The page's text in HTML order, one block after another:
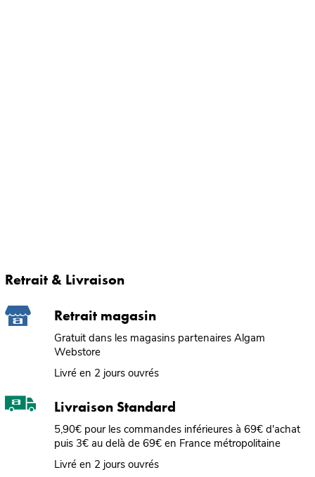
Retrait & Livraison
Retrait magasin
Gratuit dans les magasins partenaires Algam
Webstore
Livré en 2 jours ouvrés
Livraison Standard
5,90€ pour les commandes inférieures à 69€ d'achat
puis 3€ au delà de 69€ en France métropolitaine
Livré en 2 jours ouvrés